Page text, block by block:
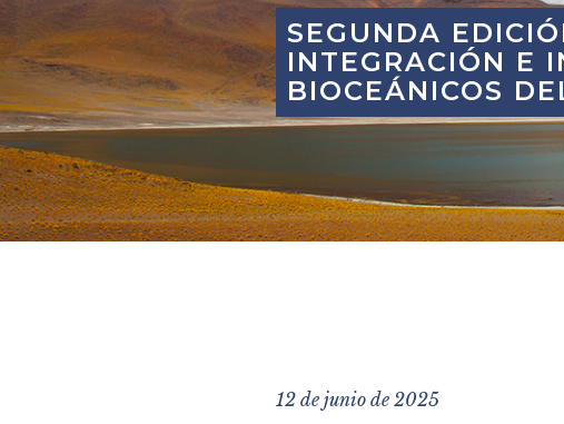
SEGUNDA
INTEGRACIÓN E
BIOCEÁNICOS
12 de junio de 2025